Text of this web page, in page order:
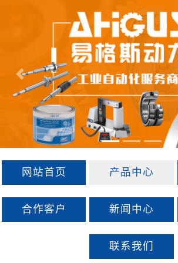
Previous
网站首页 产品中心
合作客户 新闻中心
联系我们